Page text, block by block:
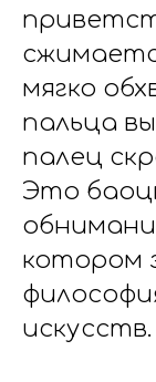
мягко
пальца
палец
Это
котором
искусств.